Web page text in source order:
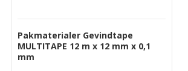
Pakmaterialer Gevindtape
MULTITAPE 12 m x 12 mm x 0,1
mm